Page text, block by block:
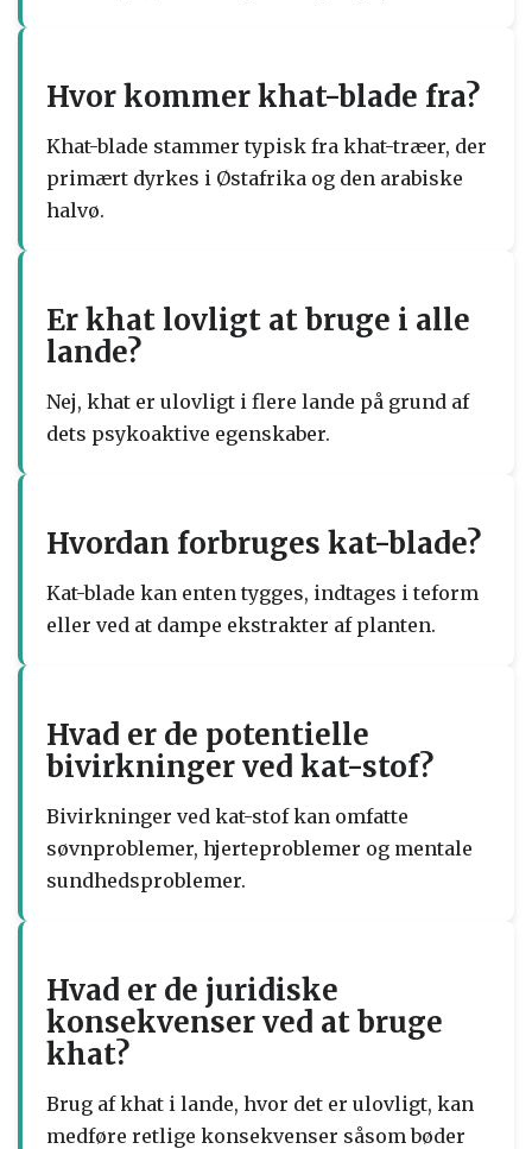
Hvor kommer khat-blade fra?
Khat-blade stammer typisk fra khat-træer, der
primært dyrkes i Østafrika og den arabiske
halvø.
Er khat lovligt at bruge i alle
lande?
Nej, khat er ulovligt i flere lande på grund af
dets psykoaktive egenskaber.
Hvordan forbruges kat-blade?
Kat-blade kan enten tygges, indtages i teform
eller ved at dampe ekstrakter af planten.
Hvad er de potentielle
bivirkninger ved kat-stof?
Bivirkninger ved kat-stof kan omfatte
søvnproblemer, hjerteproblemer og mentale
sundhedsproblemer.
Hvad er de juridiske
konsekvenser ved at bruge
khat?
Brug af khat i lande, hvor det er ulovligt, kan
medføre retlige konsekvenser såsom bøder